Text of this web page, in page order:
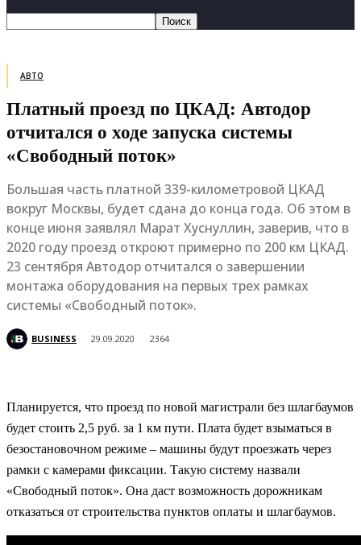
АВТО
Платный проезд по ЦКАД: Автодор
отчитался о ходе запуска системы
«Свободный поток»
Большая часть платной 339-километровой ЦКАД
вокруг Москвы, будет сдана до конца года. Об этом в
конце июня заявлял Марат Хуснуллин, заверив, что в
2020 году проезд откроют примерно по 200 км ЦКАД.
23 сентября Автодор отчитался о завершении
монтажа оборудования на первых трех рамках
системы «Свободный поток».
BUSINESS 29.09.2020 2364
Планируется, что проезд по новой магистрали без шлагбаумов
будет стоить 2,5 руб. за 1 км пути. Плата будет взыматься в
безостановочном режиме – машины будут проезжать через
рамки с камерами фиксации. Такую систему назвали
«Свободный поток». Она даст возможность дорожникам
отказаться от строительства пунктов оплаты и шлагбаумов.